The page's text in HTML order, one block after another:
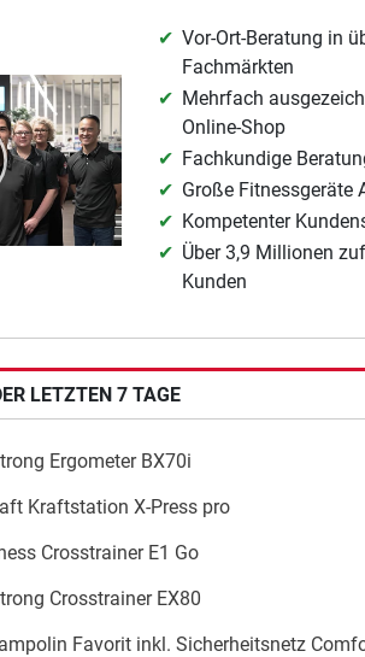
Vor-Ort-Beratung in
Fachmärkten
Mehrfach
Online-Shop
Fachkundige
Große Fitnessgeräte
Kompetenter
Über 3,9 Millionen
Kunden
LETZTEN 7 TAGE
Ergometer BX70i
Kraftstation X-Press pro
Crosstrainer E1 Go
Crosstrainer EX80
Favorit inkl. Sicherheitsnetz